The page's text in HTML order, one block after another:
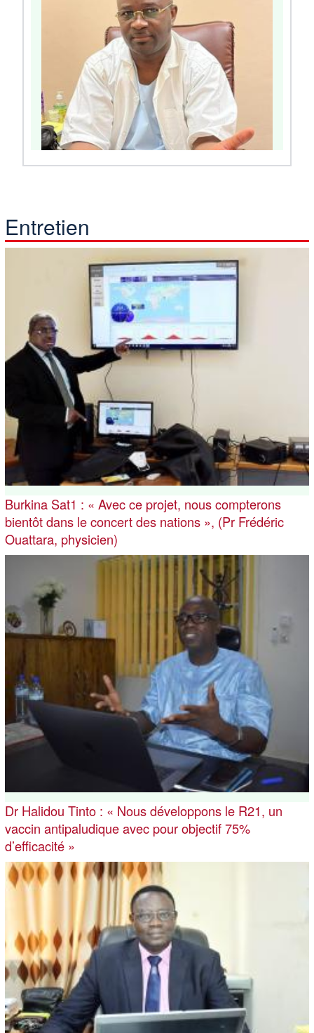
Entretien
Burkina Sat1 : « Avec ce projet, nous compterons
bientôt dans le concert des nations », (Pr Frédéric
Ouattara, physicien)
Dr Halidou Tinto : « Nous développons le R21, un
vaccin antipaludique avec pour objectif 75%
d’efficacité »